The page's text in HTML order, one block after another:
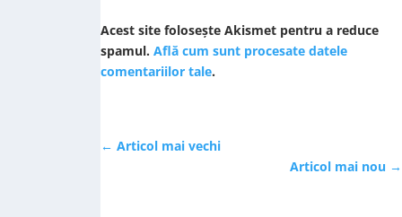
Acest site folosește Akismet pentru a reduce
spamul. Află cum sunt procesate datele
comentariilor tale.
← Articol mai vechi
Articol mai nou →